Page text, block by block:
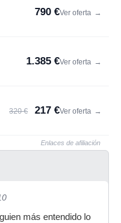
790 €Ver oferta →
1.385 €Ver oferta →
320 € 217 €Ver oferta →
Enlaces de afiliación
más entendido lo